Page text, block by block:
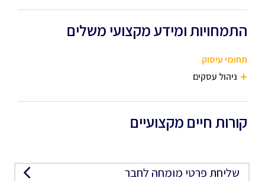
התמחויות ומידע מקצועי משלים
תחומי עיסוק
ניהול עסקים
קורות חיים מקצועיים
שליחת פרטי מומחה לחבר